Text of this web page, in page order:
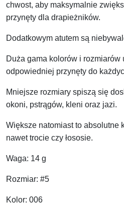
chwost, aby maksymalnie
przynęty dla drapieżników.
Dodatkowym atutem są
Duża gama kolorów i rozmiarów
odpowiedniej przynęty do
Mniejsze rozmiary spiszą się
okoni, pstrągów, kleni oraz jazi.
Większe natomiast to absolutne
nawet trocie czy łososie.
Waga: 14 g
Rozmiar: #5
Kolor: 006